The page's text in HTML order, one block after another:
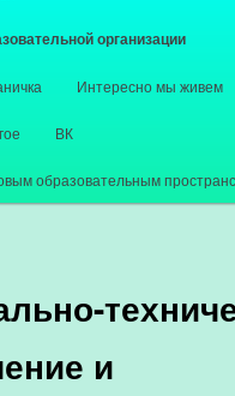
организации
Интересно мы живем
ВК
образовательным
и